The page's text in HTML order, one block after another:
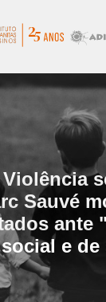
Sauvé
ante
e de